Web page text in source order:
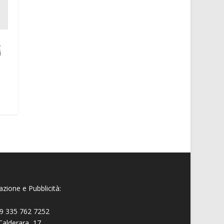
e Pubblicità:
335 762 7252